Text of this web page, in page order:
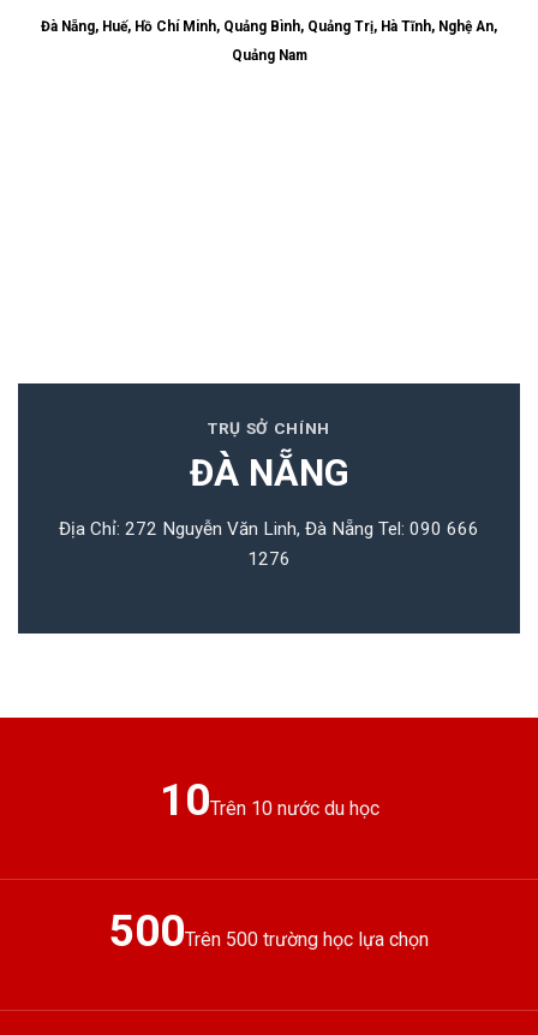
Đà Nẵng, Huế, Hồ Chí Minh, Quảng Bình, Quảng Trị, Hà Tĩnh, Nghệ An,
Quảng Nam
TRỤ SỞ CHÍNH
ĐÀ NẴNG
Địa Chỉ: 272 Nguyễn Văn Linh, Đà Nẵng Tel: 090 666
1276
10Trên 10 nước du học
500Trên 500 trường học lựa chọn